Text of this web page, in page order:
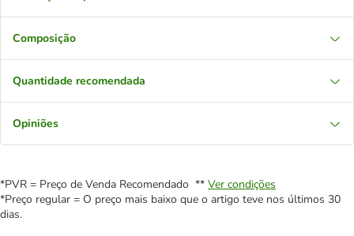
Composição
Quantidade recomendada
Opiniões
*PVR = Preço de Venda Recomendado ** Ver condições
*Preço regular = O preço mais baixo que o artigo teve nos últimos 30
dias.